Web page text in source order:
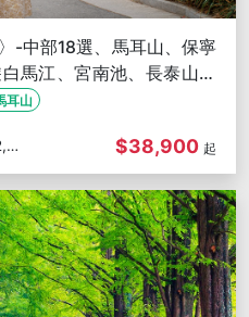
-中部18選、馬耳山、保寧
馬江、宮南池、長泰山休
耳山
$38,900 起